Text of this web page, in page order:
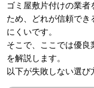
ゴミ屋敷片付けの業
ため、どれが信頼でき
にくいです。
そこで、ここでは優
を解説します。
以下が失敗しない選び